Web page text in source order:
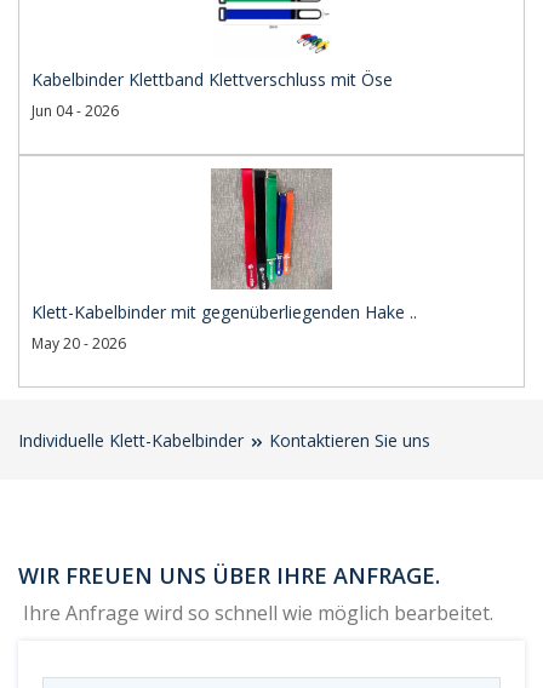
Kabelbinder Klettband Klettverschluss mit Öse
Jun 04 - 2026
Klett-Kabelbinder mit gegenüberliegenden Hake ..
May 20 - 2026
Individuelle Klett-Kabelbinder Kontaktieren Sie uns
WIR FREUEN UNS ÜBER IHRE ANFRAGE.
Ihre Anfrage wird so schnell wie möglich bearbeitet.